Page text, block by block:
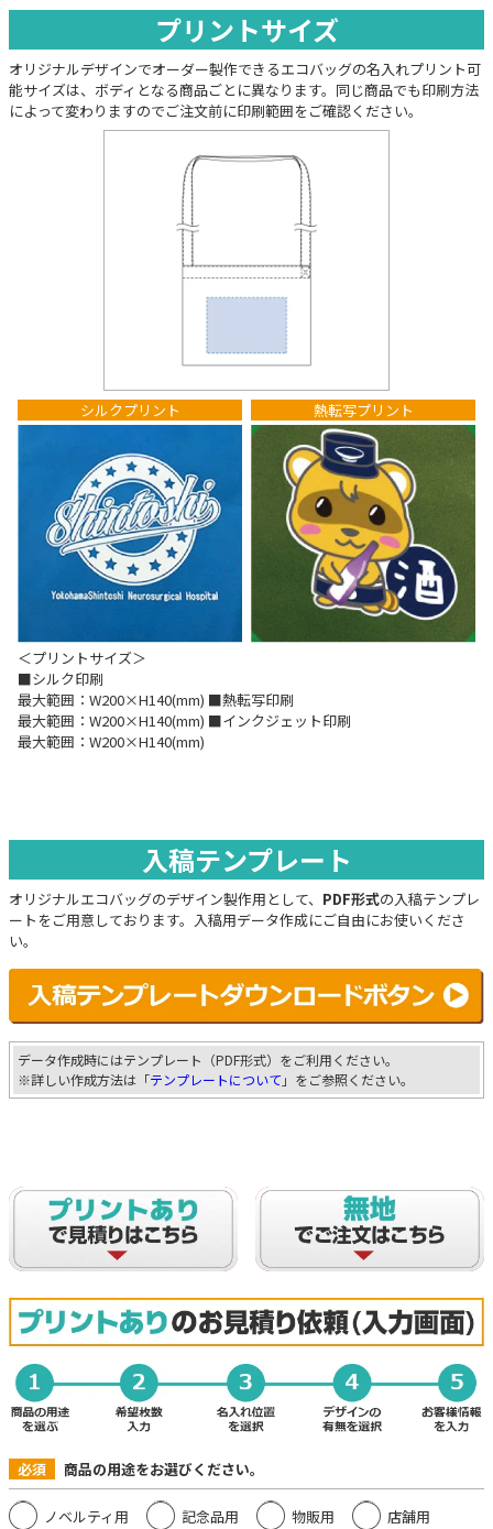
プリントサイズ
オリジナルデザインでオーダー製作できるエコバッグの名入れプリント可
能サイズは、ボディとなる商品ごとに異なります。同じ商品でも印刷方法
によって変わりますのでご注文前に印刷範囲をご確認ください。
シルクプリント 熱転写プリント
＜プリントサイズ＞
■シルク印刷
最大範囲：W200×H140(mm) ■熱転写印刷
最大範囲：W200×H140(mm) ■インクジェット印刷
最大範囲：W200×H140(mm)
入稿テンプレート
オリジナルエコバッグのデザイン製作用として、 PDF形式の入稿テンプレ
ートをご用意しております。入稿用データ作成にご自由にお使いくださ
い。
データ作成時にはテンプレート（PDF形式）をご利用ください。
※詳しい作成方法は「テンプレートについて 」をご参照ください。
必須 商品の用途をお選びください。
ノベルティ用 記念品用 物販用
店舗用